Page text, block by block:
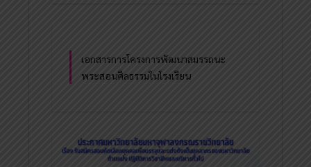
เอกสารการโครงการพัฒนาสมรรถนะ
พระสอนศีลธรรมในโรงเรียน